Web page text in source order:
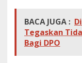
g
e
l
BACA JUGA :
Tegaskan
Bagi DPO